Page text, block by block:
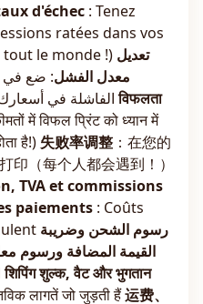
d'échec : Tenez
ratées dans vos
tout le monde !) تعديل
معدل الفشل: ضع في
الفاشلة في أسعارك (يحدث هذا للجميع!)विफलता
में विफल प्रिंट को ध्यान में
है!) 失败率调整 ：在您的
印（每个人都会遇到！）
TVA et commissions
paiements : Coûts
رسوم الشحن وضريبة
القيمة المضافة ورسوم
الحقيقية التي تتراكمशिपिंग शुल्क, वैट और भुगतान
लागतें जो जुड़ती हैं运费、